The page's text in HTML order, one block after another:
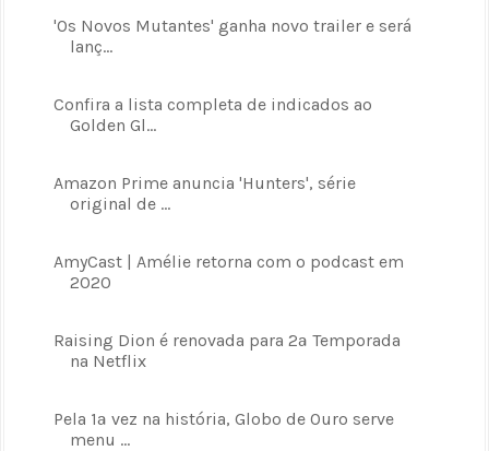
'Os Novos Mutantes' ganha novo trailer e será
lanç...
Confira a lista completa de indicados ao
Golden Gl...
Amazon Prime anuncia 'Hunters', série
original de ...
AmyCast | Amélie retorna com o podcast em
2020
Raising Dion é renovada para 2ª Temporada
na Netflix
Pela 1ª vez na história, Globo de Ouro serve
menu ...